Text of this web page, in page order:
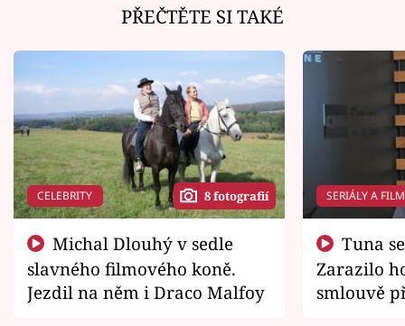
PŘEČTĚTE SI TAKÉ
CELEBRITY 8 fotografií
slavného filmového koně.
Jezdil na něm i Draco Malfoy
SERIÁLY A
Zarazilo
smlouvě